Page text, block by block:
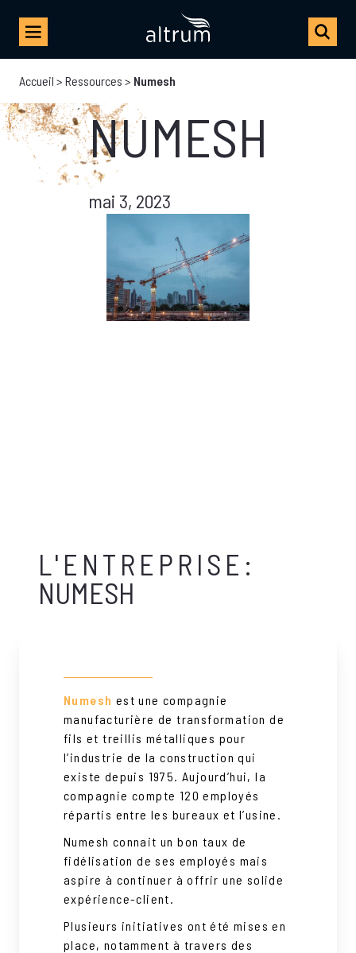
Accueil > Ressources > Numesh
NUMESH
mai 3, 2023
L'ENTREPRISE:
NUMESH
Numesh est une compagnie
manufacturière de transformation de
fils et treillis métalliques pour
l’industrie de la construction qui
existe depuis 1975. Aujourd’hui, la
compagnie compte 120 employés
répartis entre les bureaux et l’usine.
Numesh connait un bon taux de
fidélisation de ses employés mais
aspire à continuer à offrir une solide
expérience-client.
Plusieurs initiatives ont été mises en
place, notamment à travers des